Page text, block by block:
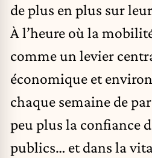
de plus en plus sur
À l’heure où la
comme un levier
économique et
chaque semaine de
peu plus la confiance
publics… et dans la